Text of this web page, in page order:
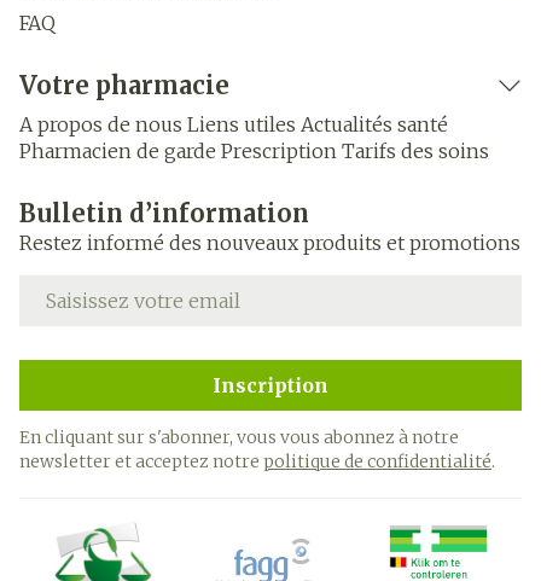
FAQ
Votre pharmacie
A propos de nous Liens utiles Actualités santé
Pharmacien de garde Prescription Tarifs des soins
Bulletin d’information
Restez informé des nouveaux produits et promotions
Adresse mail
Inscription
En cliquant sur s'abonner, vous vous abonnez à notre
newsletter et acceptez notre politique de confidentialité.